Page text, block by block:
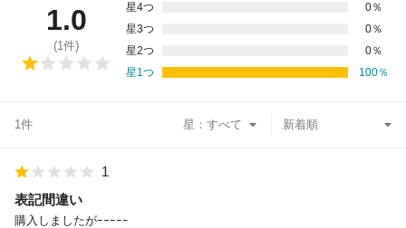
1.0
(1件)
星4つ
0％
星3つ
0％
星2つ
0％
星1つ
100％
1件 星：
1
表記間違い
購入しましたがｰｰｰｰｰ
送料無料
Pontaパス特典対象すべて
除外ワード